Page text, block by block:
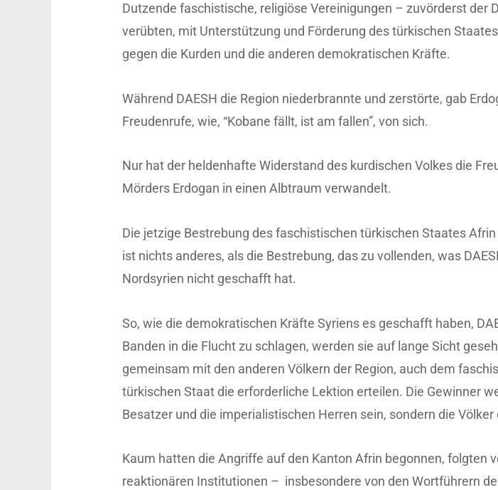
Dutzende faschistische, religiöse Vereinigungen – zuvörderst der
verübten, mit Unterstützung und Förderung des türkischen
gegen die Kurden und die anderen demokratischen Kräfte.
Während DAESH die Region niederbrannte und zerstörte, gab
Freudenrufe, wie, “Kobane fällt, ist am fallen”, von sich.
Nur hat der heldenhafte Widerstand des kurdischen Volkes die
Mörders Erdogan in einen Albtraum verwandelt.
Die jetzige Bestrebung des faschistischen türkischen Staates
ist nichts anderes, als die Bestrebung, das zu vollenden, was
Nordsyrien nicht geschafft hat.
So, wie die demokratischen Kräfte Syriens es geschafft haben,
Banden in die Flucht zu schlagen, werden sie auf lange Sicht
gemeinsam mit den anderen Völkern der Region, auch dem
türkischen Staat die erforderliche Lektion erteilen. Die Gewinner
Besatzer und die imperialistischen Herren sein, sondern die Völker
Kaum hatten die Angriffe auf den Kanton Afrin begonnen, folgten
reaktionären Institutionen – insbesondere von den Wortführern